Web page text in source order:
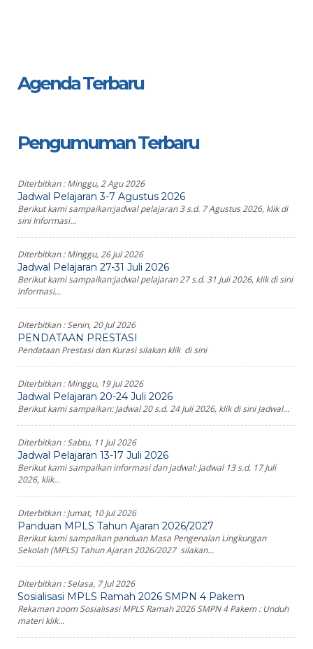
Agenda Terbaru
Pengumuman Terbaru
Diterbitkan :Minggu, 2 Agu 2026
Jadwal Pelajaran 3-7 Agustus 2026
Berikut kami sampaikan:jadwal pelajaran 3 s.d. 7 Agustus 2026, klik di
sini Informasi...
Diterbitkan :Minggu, 26 Jul 2026
Jadwal Pelajaran 27-31 Juli 2026
Berikut kami sampaikan:jadwal pelajaran 27 s.d. 31 Juli 2026, klik di sini
Informasi...
Diterbitkan :Senin, 20 Jul 2026
PENDATAAN PRESTASI
Pendataan Prestasi dan Kurasi silakan klik di sini
Diterbitkan :Minggu, 19 Jul 2026
Jadwal Pelajaran 20-24 Juli 2026
Berikut kami sampaikan: Jadwal 20 s.d. 24 Juli 2026, klik di sini Jadwal...
Diterbitkan :Sabtu, 11 Jul 2026
Jadwal Pelajaran 13-17 Juli 2026
Berikut kami sampaikan informasi dan jadwal: Jadwal 13 s.d. 17 Juli
2026, klik...
Diterbitkan :Jumat, 10 Jul 2026
Panduan MPLS Tahun Ajaran 2026/2027
Berikut kami sampaikan panduan Masa Pengenalan Lingkungan
Sekolah (MPLS) Tahun Ajaran 2026/2027 silakan...
Diterbitkan :Selasa, 7 Jul 2026
Sosialisasi MPLS Ramah 2026 SMPN 4 Pakem
Rekaman zoom Sosialisasi MPLS Ramah 2026 SMPN 4 Pakem : Unduh
materi klik...